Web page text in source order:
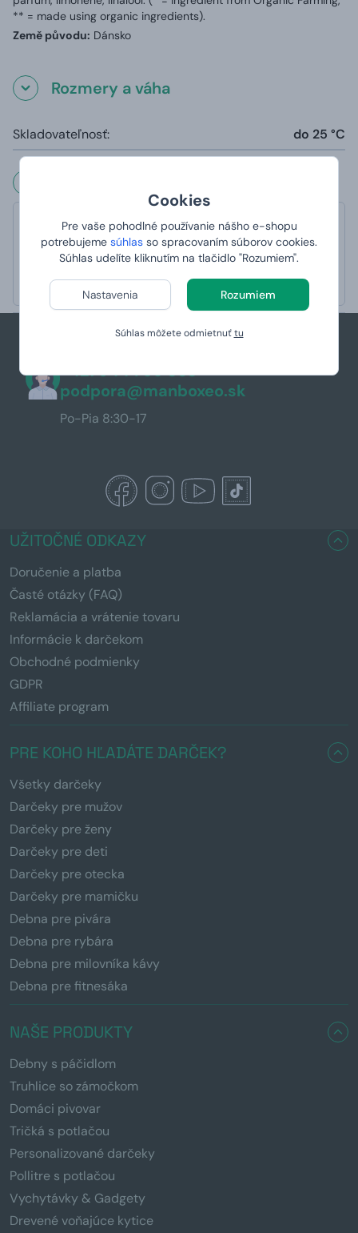
Cookies
Pre vaše pohodlné používanie nášho e-shopu
potrebujeme súhlas so spracovaním súborov cookies.
Súhlas udelíte kliknutím na tlačidlo "Rozumiem".
Nastavenia Rozumiem
Súhlas môžete odmietnuťtu
** = made using organic ingredients).
Země původu: Dánsko
Rozmery a váha
Skladovateľnosť: do 25 °C
Alenka
hodnotené 14. 10. 2021 na webe Heureka
S dodáním a zabalením balíku jsem byla
spokojená.
+421 944 766 858
podpora@manboxeo.sk
Po-Pia 8:30-17
UŽITOČNÉ ODKAZY
Doručenie a platba
Časté otázky (FAQ)
Reklamácia a vrátenie tovaru
Informácie k darčekom
Obchodné podmienky
GDPR
Affiliate program
PRE KOHO HĽADÁTE DARČEK?
Všetky darčeky
Darčeky pre mužov
Darčeky pre ženy
Darčeky pre deti
Darčeky pre otecka
Darčeky pre mamičku
Debna pre pivára
Debna pre rybára
Debna pre milovníka kávy
Debna pre fitnesáka
NAŠE PRODUKTY
Debny s páčidlom
Truhlice so zámočkom
Domáci pivovar
Tričká s potlačou
Personalizované darčeky
Pollitre s potlačou
Vychytávky & Gadgety
Drevené voňajúce kytice